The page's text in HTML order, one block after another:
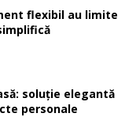
flexibil au limite
soluție elegantă
personale